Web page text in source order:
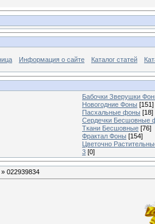
Информация о сайте Каталог статей
Бабочки Зверушки
Новогодние Фоны [151]
Пасхальные фоны [18]
Сердечки Бесшовные
Ткани Бесшовные [76]
Фрактал Фоны [154]
Цветочно
3 [0]
» 022939834